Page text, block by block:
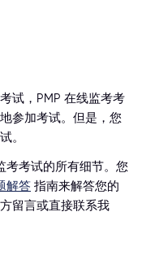
试，PMP 在线监考考
参加考试。但是，您
。
考考试的所有细节。您
解答 指南来解答您的
留言或直接联系我